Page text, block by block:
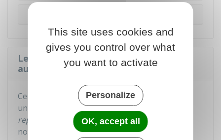
Le représentant légal doit-il consentir
aux mesures prises contre le mineur ?
Certaines mesures peuvent être décidées
uniquement avec le consentement des
représentants légaux du mineur. Ils doivent
notamment donner leur accord concernant la
This site uses cookies and
gives you control over what
you want to activate
Personalize
OK, accept all